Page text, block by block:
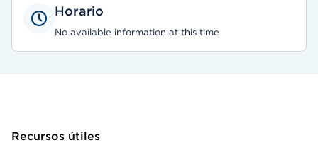
Horario
No available information at this time
Recursos útiles